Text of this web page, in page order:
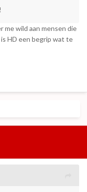
me wild aan mensen die
HD een begrip wat te